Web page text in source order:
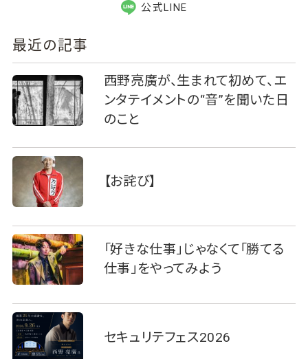
公式LINE
最近の記事
西野亮廣が、生まれて初めて、エ
ンタテイメントの“音”を聞いた日
のこと
【お詫び】
「好きな仕事」じゃなくて「勝てる
仕事」をやってみよう
セキュリテフェス2026